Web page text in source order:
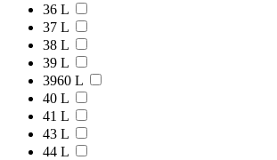
36 L
37 L
38 L
39 L
3960 L
40 L
41 L
43 L
44 L